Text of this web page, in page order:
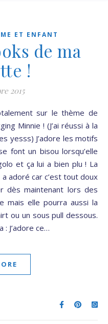
ET ENFANT
de ma
!
2015
Minnie ! (J’ai réussi à la
yesss) J’adore les motifs
font un bisou lorsqu’elle
et ça lui a bien plu ! La
adoré car c’est tout doux
dès maintenant lors des
mais elle pourra aussi la
ou un sous pull dessous.
: J’adore ce…